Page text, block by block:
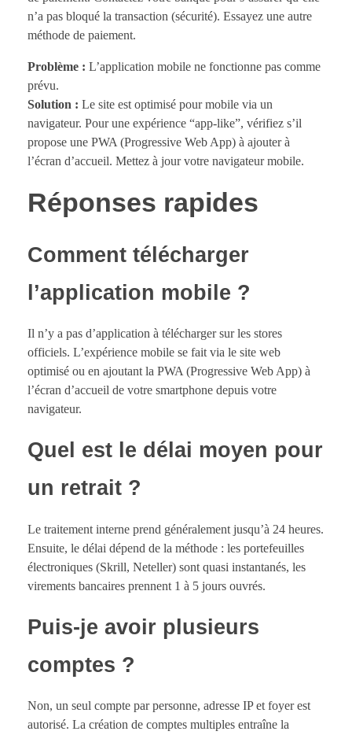
n’a pas bloqué la transaction (sécurité). Essayez une autre
méthode de paiement.
Problème : L’application mobile ne fonctionne pas comme
prévu.
Solution : Le site est optimisé pour mobile via un
navigateur. Pour une expérience “app-like”, vérifiez s’il
propose une PWA (Progressive Web App) à ajouter à
l’écran d’accueil. Mettez à jour votre navigateur mobile.
Réponses rapides
Comment télécharger
l’application mobile ?
Il n’y a pas d’application à télécharger sur les stores
officiels. L’expérience mobile se fait via le site web
optimisé ou en ajoutant la PWA (Progressive Web App) à
l’écran d’accueil de votre smartphone depuis votre
navigateur.
Quel est le délai moyen pour
un retrait ?
Le traitement interne prend généralement jusqu’à 24 heures.
Ensuite, le délai dépend de la méthode : les portefeuilles
électroniques (Skrill, Neteller) sont quasi instantanés, les
virements bancaires prennent 1 à 5 jours ouvrés.
Puis-je avoir plusieurs
comptes ?
Non, un seul compte par personne, adresse IP et foyer est
autorisé. La création de comptes multiples entraîne la